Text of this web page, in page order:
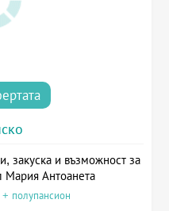
закуска и възможност за
Мария Антоанета
полупансион